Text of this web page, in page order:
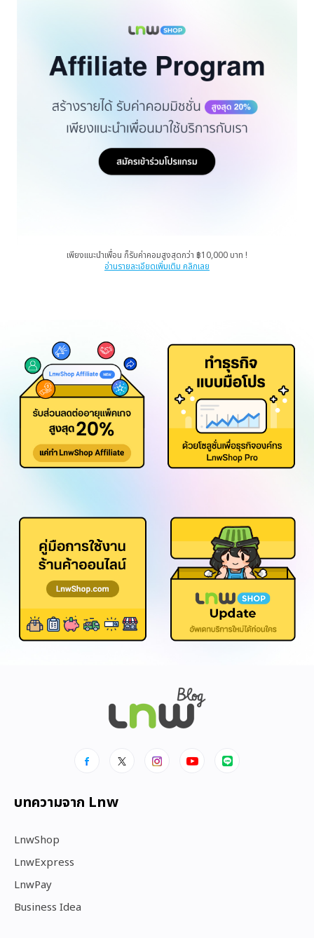
เพียงแนะนำเพื่อน ก็รับค่าคอมสูงสุดกว่า ฿10,000 บาท !
อ่านรายละเอียดเพิ่มเติม คลิกเลย
บทความจาก Lnw
LnwShop
LnwExpress
LnwPay
Business Idea